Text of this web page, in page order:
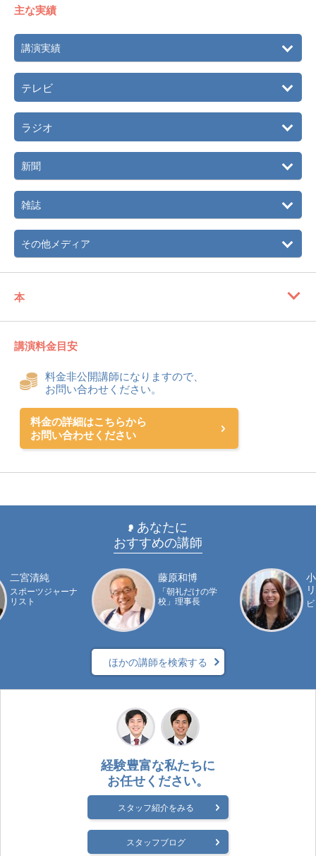
主な実績
講演実績
テレビ
ラジオ
新聞
雑誌
その他メディア
本
講演料金目安
料金非公開講師になりますので、
お問い合わせください。
料金の詳細はこちらから
お問い合わせください
あなたに
おすすめの講師
二宮清純
スポーツジャーナ
リスト
藤原和博
「朝礼だけの学
校」理事長
ほかの講師を検索する
経験豊富な私たちに
お任せください。
スタッフ紹介をみる
スタッフブログ